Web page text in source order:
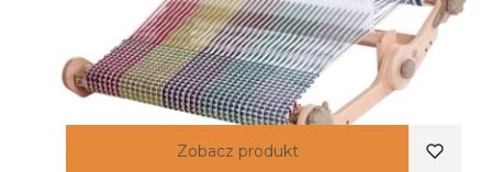
Zobacz produkt